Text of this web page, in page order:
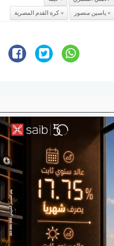
ياسين منصور كرة القدم المصرية